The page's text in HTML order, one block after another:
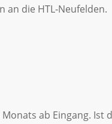
die HTL‑Neufelden.
ab Eingang. Ist